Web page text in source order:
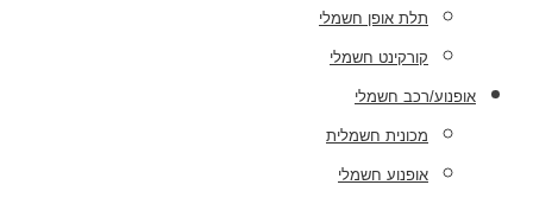
תלת אופן חשמלי
קורקינט חשמלי
אופנוע/רכב חשמלי
מכונית חשמלית
אופנוע חשמלי